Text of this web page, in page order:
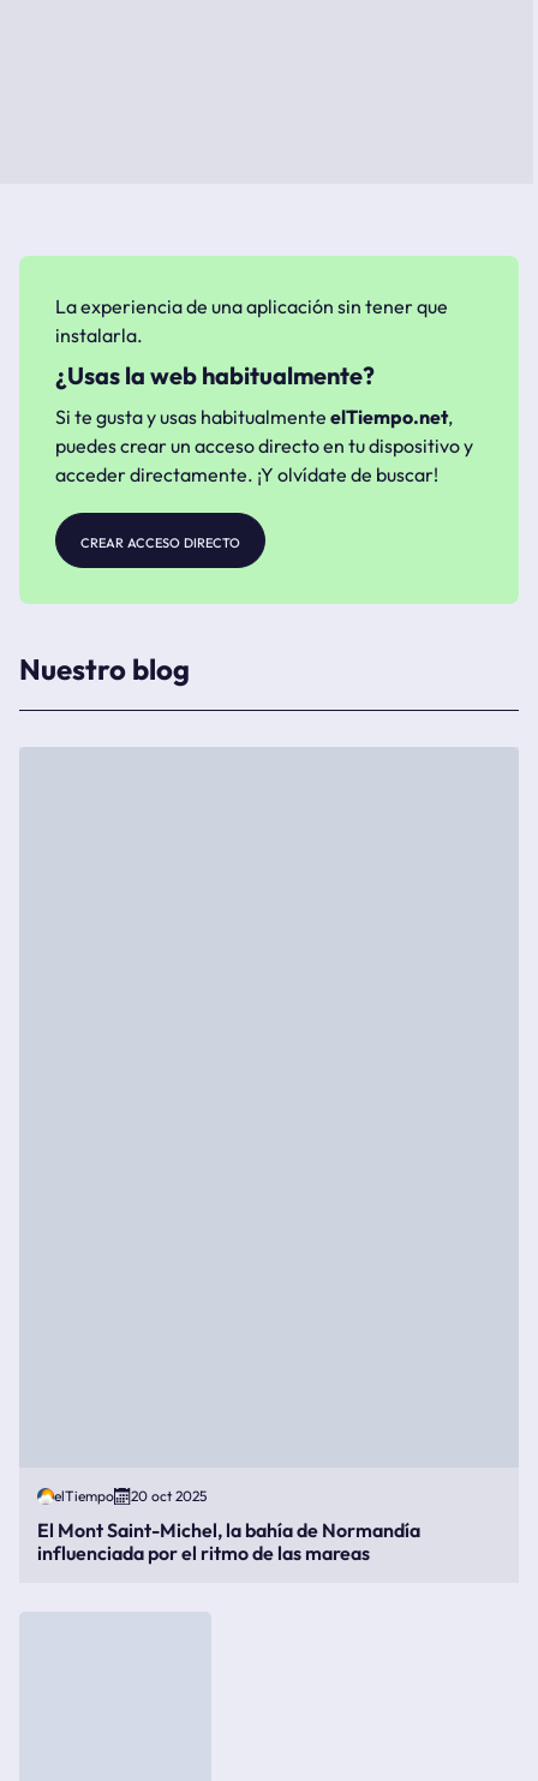
La experiencia de una aplicación sin tener que
instalarla.
¿Usas la web habitualmente?
Si te gusta y usas habitualmente elTiempo.net,
puedes crear un acceso directo en tu dispositivo y
acceder directamente. ¡Y olvídate de buscar!
crear acceso directo
Nuestro blog
elTiempo 20 oct 2025
El Mont Saint-Michel, la bahía de Normandía
influenciada por el ritmo de las mareas